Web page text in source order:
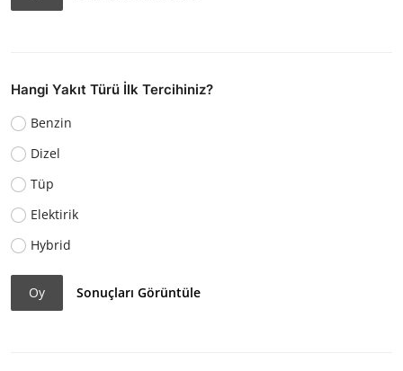
Hangi Yakıt Türü İlk Tercihiniz?
Benzin
Dizel
Tüp
Elektirik
Hybrid
Oy Sonuçları Görüntüle